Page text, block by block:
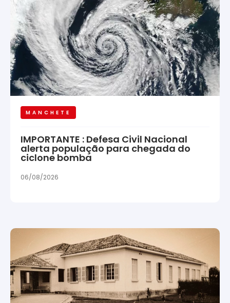
MANCHETE
IMPORTANTE : Defesa Civil Nacional
alerta população para chegada do
ciclone bomba
06/08/2026